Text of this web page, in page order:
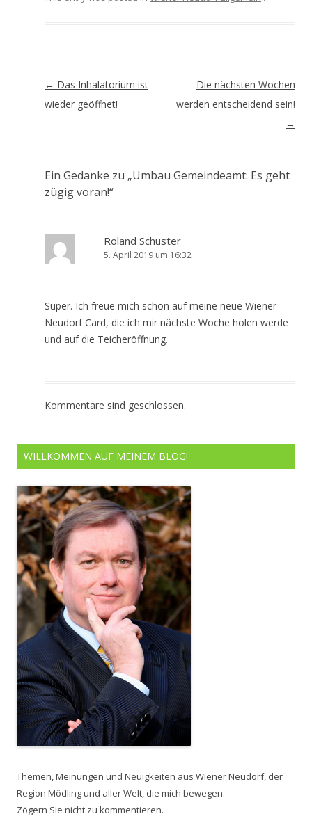
Artikel-
Navigation
← Das Inhalatorium ist
wieder geöffnet!
Die nächsten Wochen
werden entscheidend sein!
→
Ein Gedanke zu „Umbau Gemeindeamt: Es geht
zügig voran!“
Roland Schuster
5. April 2019 um 16:32
Super. Ich freue mich schon auf meine neue Wiener
Neudorf Card, die ich mir nächste Woche holen werde
und auf die Teicheröffnung.
Kommentare sind geschlossen.
WILLKOMMEN AUF MEINEM BLOG!
Themen, Meinungen und Neuigkeiten aus Wiener Neudorf, der
Region Mödling und aller Welt, die mich bewegen.
Zögern Sie nicht zu kommentieren.